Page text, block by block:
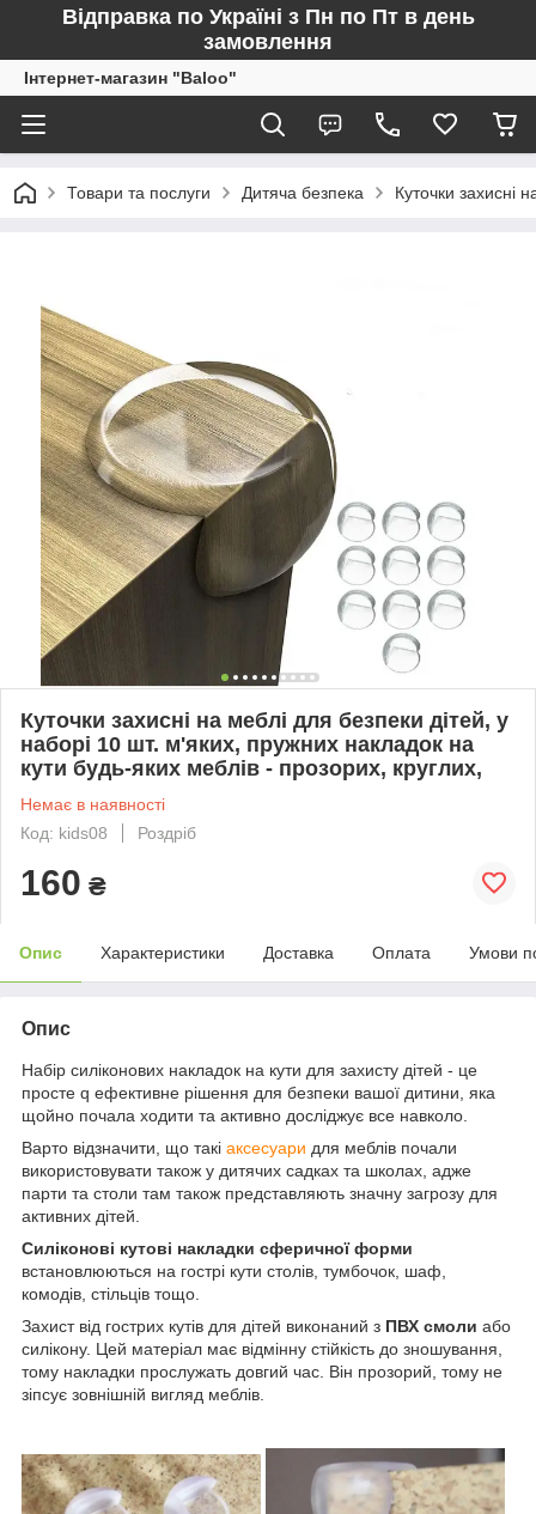
Відправка по Україні з Пн по Пт в день
замовлення
Інтернет-магазин "Baloo"
Товари та послуги Дитяча безпека Куточки захисні
Куточки захисні на меблі для безпеки дітей, у
наборі 10 шт. м'яких, пружних накладок на
кути будь-яких меблів - прозорих, круглих,
Немає в наявності
Код: kids08
Роздріб
160 ₴
Опис Характеристики Доставка Оплата Умови
Опис
Набір силіконових накладок на кути для захисту дітей - це
просте q ефективне рішення для безпеки вашої дитини, яка
щойно почала ходити та активно досліджує все навколо.
Варто відзначити, що такі аксесуари для меблів почали
використовувати також у дитячих садках та школах, адже
парти та столи там також представляють значну загрозу для
активних дітей.
Силіконові кутові накладки сферичної форми
встановлюються на гострі кути столів, тумбочок, шаф,
комодів, стільців тощо.
Захист від гострих кутів для дітей виконаний з ПВХ смоли або
силікону. Цей матеріал має відмінну стійкість до зношування,
тому накладки прослужать довгий час. Він прозорий, тому не
зіпсує зовнішній вигляд меблів.